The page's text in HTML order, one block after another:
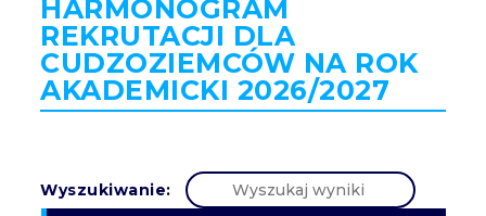
HARMONOGRAM
REKRUTACJI DLA
CUDZOZIEMCÓW NA ROK
AKADEMICKI 2026/2027
Wyszukiwanie: